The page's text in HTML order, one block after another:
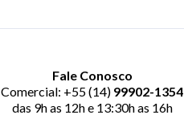
Fale Conosco
Comercial: +55 (14) 99902-1354
das 9h as 12h e 13:30h as 16h